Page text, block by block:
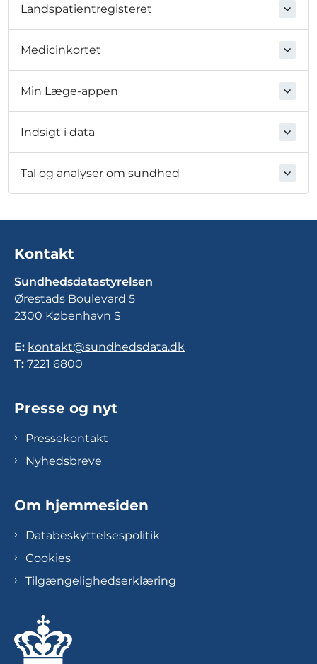
Landspatientregisteret
Medicinkortet
Min Læge-appen
Indsigt i data
Tal og analyser om sundhed
Kontakt
Sundhedsdatastyrelsen
Ørestads Boulevard 5
2300 København S
E: kontakt@sundhedsdata.dk
T: 7221 6800
Presse og nyt
Pressekontakt
Nyhedsbreve
Om hjemmesiden
Databeskyttelsespolitik
Cookies
Tilgængelighedserklæring